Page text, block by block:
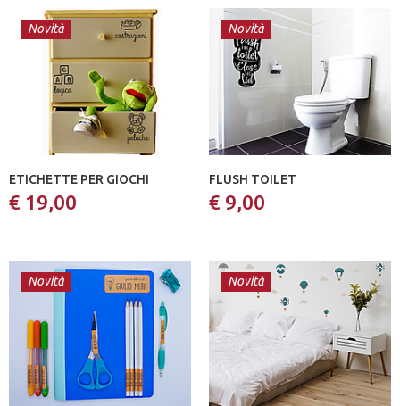
Novità
ETICHETTE PER GIOCHI
€ 19,00
Novità
FLUSH TOILET
€ 9,00
Novità Novità